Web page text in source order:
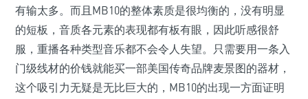
有输太多。而且MB10的整体素质是很均衡的，没有明显
的短板，音质各元素的表现都有板有眼，因此听感很舒
服，重播各种类型音乐都不会令人失望。只需要用一条入
门级线材的价钱就能买一部美国传奇品牌麦景图的器材，
这个吸引力无疑是无比巨大的，MB10的出现一方面证明